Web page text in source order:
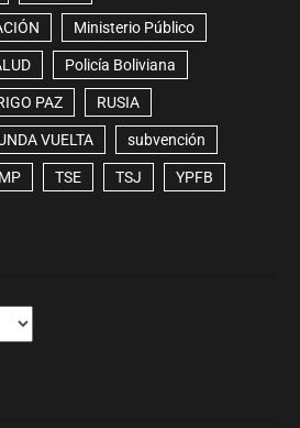
Ministerio Público
Policía Boliviana
PAZ RUSIA
VUELTA subvención
TSE TSJ YPFB